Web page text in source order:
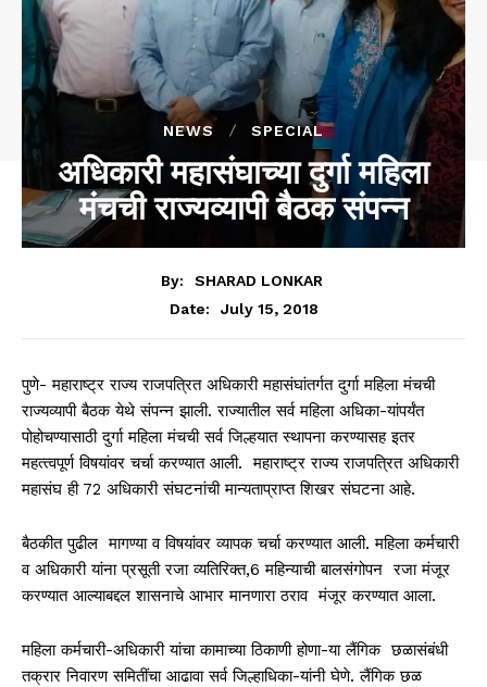
NEWS SPECIAL
अधिकारी महासंघाच्‍या दुर्गा महिला
मंचची राज्यव्यापी बैठक संपन्न
By:
SHARAD LONKAR
Date:
July 15, 2018
पुणे- महाराष्ट्र राज्य राजपत्रित अधिकारी महासंघांतर्गत दुर्गा महिला मंचची
राज्यव्यापी बैठक येथे संपन्न झाली. राज्‍यातील सर्व महिला अधिका-यांपर्यंत
पोहोचण्‍यासाठी दुर्गा महिला मंचची सर्व जिल्हयात स्थापना करण्‍यासह इतर
महत्‍त्‍वपूर्ण विषयांवर चर्चा करण्‍यात आली. महाराष्ट्र राज्य राजपत्रित अधिकारी
महासंघ ही 72 अधिकारी संघटनांची मान्यताप्राप्त शिखर संघटना आहे.
बैठकीत पुढील मागण्या व विषयांवर व्‍यापक चर्चा करण्‍यात आली. महिला कर्मचारी
व अधिकारी यांना प्रसूती रजा व्यतिरिक्‍त,6 महिन्याची बालसंगोपन रजा मंजूर
करण्‍यात आल्‍याबद्दल शासनाचे आभार मानणारा ठराव मंजूर करण्‍यात आला.
महिला कर्मचारी-अधिकारी यांचा कामाच्या ठिकाणी होणा-या लैंगिक छळासंबंधी
तक्रार निवारण समितींचा आढावा सर्व जिल्हाधिका-यांनी घेणे. लैंगिक छळ